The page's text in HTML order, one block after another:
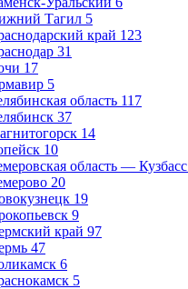
Тагил 5
край 123
31
17
5
область 117
37
14
10
область — Кузбасс
20
19
9
край 97
47
6
5